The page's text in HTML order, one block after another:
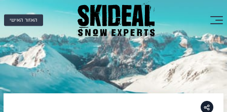
האזור האישי